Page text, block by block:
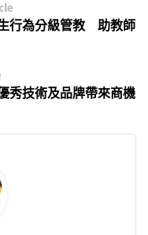
行為分級管教 助教師
秀技術及品牌帶來商機